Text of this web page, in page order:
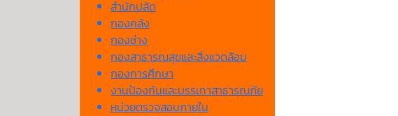
สำนักปลัด
กองคลัง
กองช่าง
กองสาธารณสุขและสิ่งแวดล้อม
กองการศึกษา
งานป้องกันและบรรเทาสาธารณภัย
หน่วยตรวจสอบภายใน